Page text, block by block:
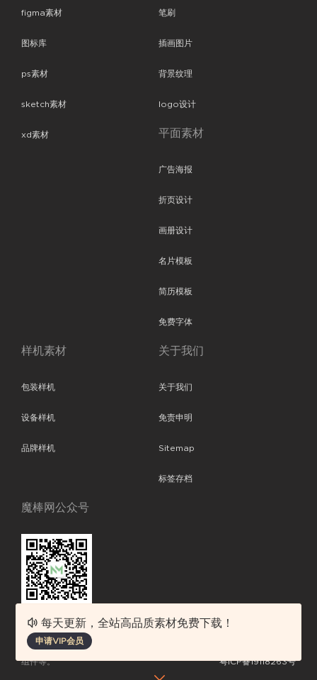
figma素材
图标库
ps素材
sketch素材
xd素材
笔刷
插画图片
背景纹理
logo设计
平面素材
广告海报
折页设计
画册设计
名片模板
简历模板
免费字体
样机素材
包装样机
设备样机
品牌样机
关于我们
关于我们
免责申明
Sitemap
标签存档
魔棒网公众号
魔棒网提供优质设计模板下载，分享优秀的设计。素材包含了APP设计、
平面素材、ppt模板、网页设计、前端代码、样机素材、插画图片、附加
组件等。
粤ICP备19118263号
每天更新，全站高品质素材免费下载！
申请VIP会员